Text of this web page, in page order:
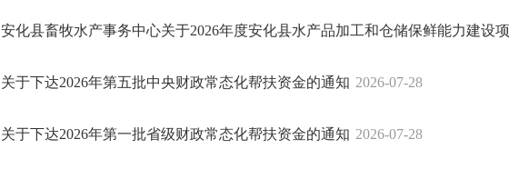
安化县畜牧水产事务中心关于2026年度安化县水产品加工和仓储保鲜能力建设
关于下达2026年第五批中央财政常态化帮扶资金的通知 2026-07-28
关于下达2026年第一批省级财政常态化帮扶资金的通知 2026-07-28